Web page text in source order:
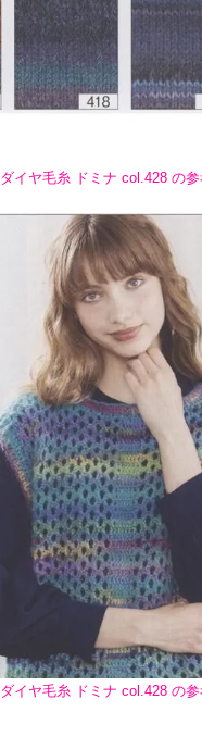
ダイヤ毛糸 ドミナ col.428 の
ダイヤ毛糸 ドミナ col.428 の